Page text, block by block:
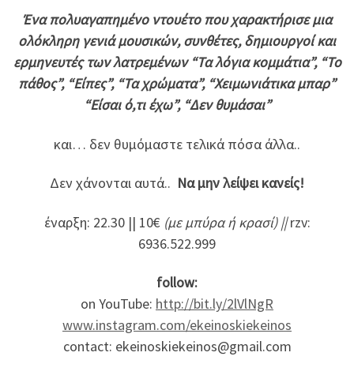
Ένα πολυαγαπημένο ντουέτο που χαρακτήρισε μια
ολόκληρη γενιά μουσικών, συνθέτες, δημιουργοί και
ερμηνευτές των λατρεμένων “Τα λόγια κομμάτια”, “Το
πάθος”, “Είπες”, “Τα χρώματα”, “Χειμωνιάτικα μπαρ”
“Είσαι ό,τι έχω”, “Δεν θυμάσαι”
και… δεν θυμόμαστε τελικά πόσα άλλα..
Δεν χάνονται αυτά.. Να μην λείψει κανείς!
έναρξη: 22.30 || 10€ (με μπύρα ή κρασί) ||rzv:
6936.522.999
follow:
on YouTube: http://bit.ly/2lVlNgR
www.instagram.com/ekeinoskiekeinos
contact: ekeinoskiekeinos@gmail.com